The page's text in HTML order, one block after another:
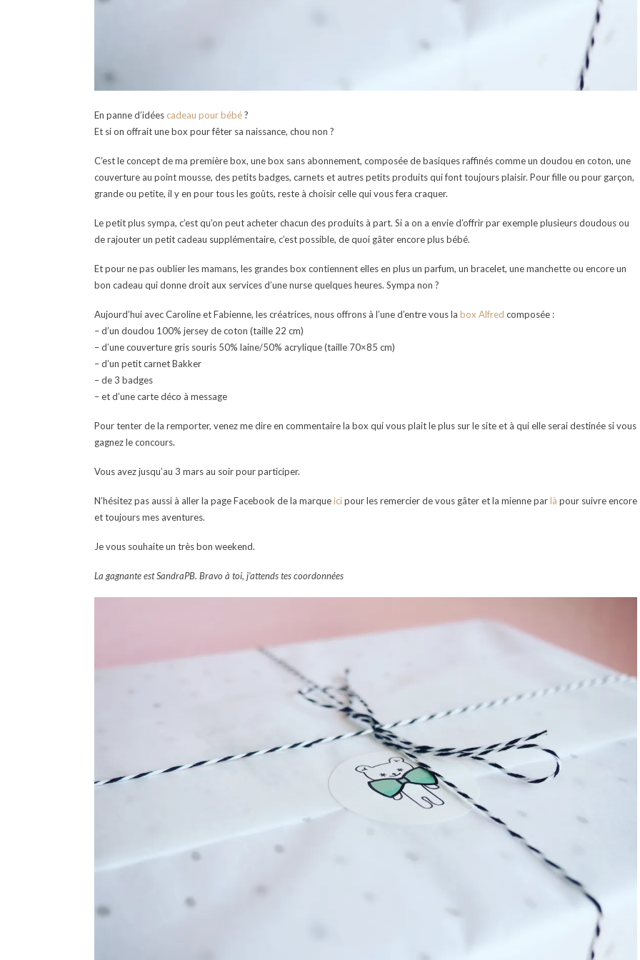
En panne d’idées cadeau pour bébé?
Et si on offrait une box pour fêter sa naissance, chou non ?
C’est le concept de ma première box, une box sans abonnement, composée de basiques raffinés comme un doudou en coton, une
couverture au point mousse, des petits badges, carnets et autres petits produits qui font toujours plaisir. Pour fille ou pour garçon,
grande ou petite, il y en pour tous les goûts, reste à choisir celle qui vous fera craquer.
Le petit plus sympa, c’est qu’on peut acheter chacun des produits à part. Si a on a envie d’offrir par exemple plusieurs doudous ou
de rajouter un petit cadeau supplémentaire, c’est possible, de quoi gâter encore plus bébé.
Et pour ne pas oublier les mamans, les grandes box contiennent elles en plus un parfum, un bracelet, une manchette ou encore un
bon cadeau qui donne droit aux services d’une nurse quelques heures. Sympa non ?
Aujourd’hui avec Caroline et Fabienne, les créatrices, nous offrons à l’une d’entre vous la box Alfred composée :
– d’un doudou 100% jersey de coton (taille 22 cm)
– d’une couverture gris souris 50% laine/50% acrylique (taille 70×85 cm)
– d’un petit carnet Bakker
– de 3 badges
– et d’une carte déco à message
Pour tenter de la remporter, venez me dire en commentaire la box qui vous plait le plus sur le site et à qui elle serai destinée si vous
gagnez le concours.
Vous avez jusqu’au 3 mars au soir pour participer.
N’hésitez pas aussi à aller la page Facebook de la marqueicipour les remercier de vous gâter et la mienne parlà pour suivre encore
et toujours mes aventures.
Je vous souhaite un très bon weekend.
La gagnante est SandraPB. Bravo à toi, j’attends tes coordonnées